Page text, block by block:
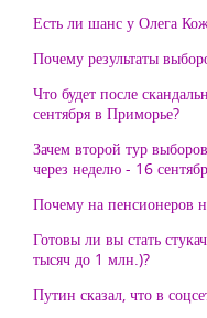
Есть ли шанс у Олега
Почему результаты
Что будет после
сентября в Приморье?
Зачем второй тур
через неделю - 16
Почему на пенсионеров
Готовы ли вы стать
тысяч до 1 млн.)?
Путин сказал, что в